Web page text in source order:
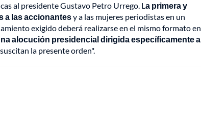
al presidente Gustavo Petro Urrego. La primera y
a las accionantesy a las mujeres periodistas en un
exigido deberá realizarse en el mismo formato en
alocución presidencial dirigida específicamente a
la presente orden".